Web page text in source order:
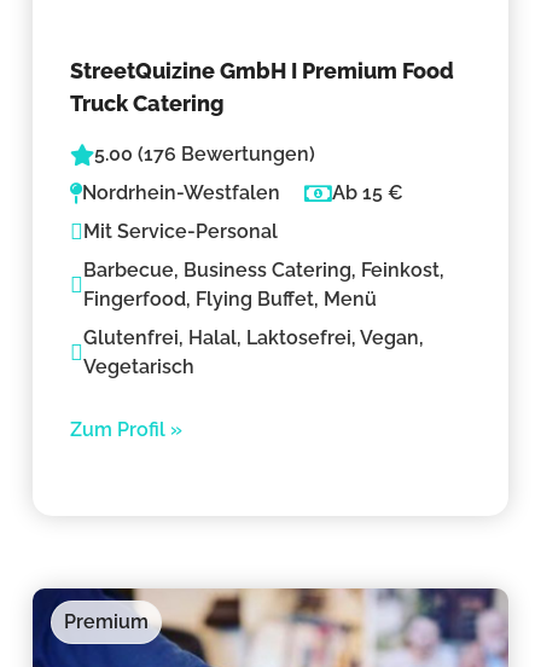
StreetQuizine GmbH I Premium Food
Truck Catering
5.00 (176 Bewertungen)
Nordrhein-Westfalen
Ab 15 €
Mit Service-Personal
Barbecue, Business Catering, Feinkost,
Fingerfood, Flying Buffet, Menü
Glutenfrei, Halal, Laktosefrei, Vegan,
Vegetarisch
Zum Profil »
Premium